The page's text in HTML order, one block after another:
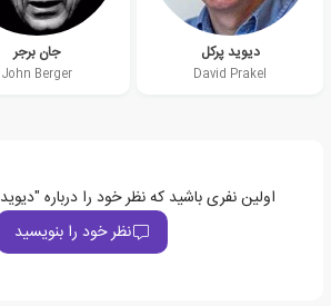
دیوید پرکل
David Prakel
جان برجر
John Berger
اولین نفری باشید که نظر خود را درباره
نظر خود را بنویسید